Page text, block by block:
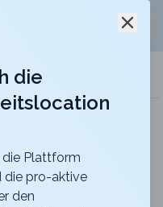
dem Gurten mit einer
die
die Plattform
die pro-aktive
den